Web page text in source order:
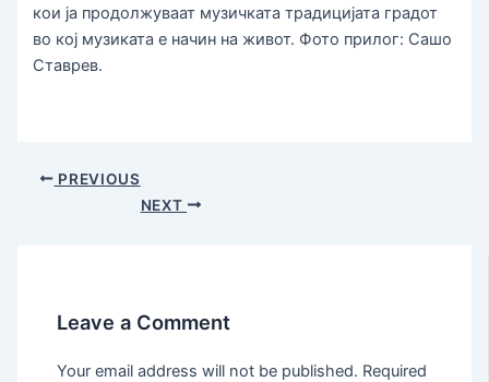
кои ја продолжуваат музичката традицијата градот
во кој музиката е начин на живот. Фото прилог: Сашо
Ставрев.
PREVIOUS
NEXT
Leave a Comment
Your email address will not be published. Required